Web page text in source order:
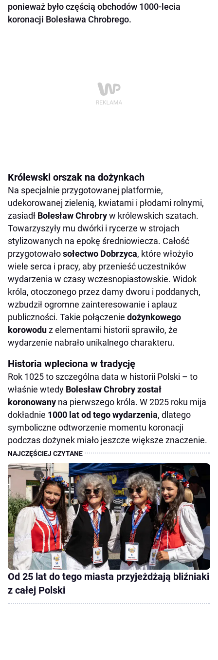
ponieważ było częścią obchodów 1000-lecia
koronacji Bolesława Chrobrego.
Królewski orszak na dożynkach
Na specjalnie przygotowanej platformie,
udekorowanej zielenią, kwiatami i płodami rolnymi,
zasiadł Bolesław Chrobryw królewskich szatach.
Towarzyszyły mu dwórki i rycerze w strojach
stylizowanych na epokę średniowiecza. Całość
przygotowałosołectwo Dobrzyca, które włożyło
wiele serca i pracy, aby przenieść uczestników
wydarzenia w czasy wczesnopiastowskie. Widok
króla, otoczonego przez damy dworu i poddanych,
wzbudził ogromne zainteresowanie i aplauz
publiczności. Takie połączenie dożynkowego
korowoduz elementami historii sprawiło, że
wydarzenie nabrało unikalnego charakteru.
Historia wpleciona w tradycję
Rok 1025 to szczególna data w historii Polski – to
właśnie wtedy Bolesław Chrobry został
koronowany na pierwszego króla. W 2025 roku mija
dokładnie 1000 lat od tego wydarzenia, dlatego
symboliczne odtworzenie momentu koronacji
podczas dożynek miało jeszcze większe znaczenie.
Od 25 lat do tego miasta przyjeżdżają bliźniaki
z całej Polski